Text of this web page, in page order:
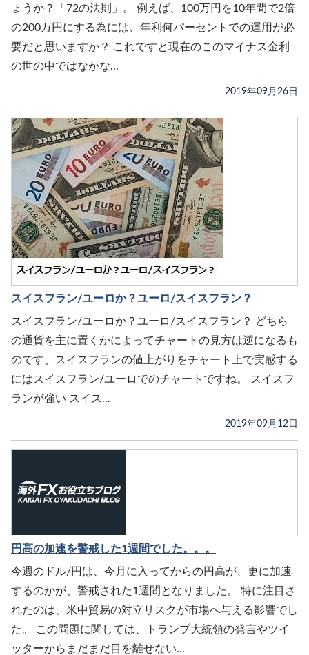
ょうか？「72の法則」。 例えば、100万円を10年間で2倍
の200万円にする為には、年利何パーセントでの運用が必
要だと思いますか？ これですと現在のこのマイナス金利
の世の中ではなかな...
2019年09月26日
スイスフラン/ユーロか？ユーロ/スイスフラン？
スイスフラン/ユーロか？ユーロ/スイスフラン？ どちら
の通貨を主に置くかによってチャートの見方は逆になるも
のです、スイスフランの値上がりをチャート上で実感する
にはスイスフラン/ユーロでのチャートですね。 スイスフ
ランが強い スイス...
2019年09月12日
円高の加速を警戒した1週間でした。。。
今週のドル/円は、今月に入ってからの円高が、更に加速
するのかが、警戒された1週間となりました。 特に注目さ
れたのは、米中貿易の対立リスクが市場へ与える影響でし
た。 この問題に関しては、トランプ大統領の発言やツイ
ッターからまだまだ目を離せない...